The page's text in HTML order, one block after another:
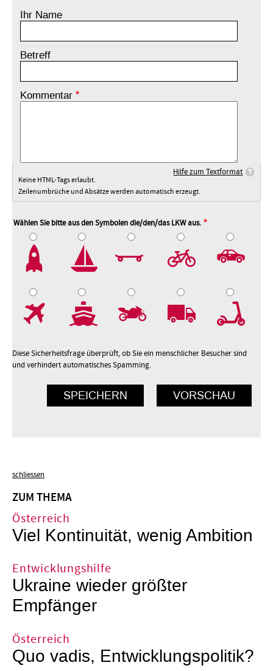
Ihr Name
Betreff
Kommentar
Hilfe zum Textformat
Keine HTML-Tags erlaubt.
Zeilenumbrüche und Absätze werden automatisch erzeugt.
Wählen Sie bitte aus den Symbolen die/den/das LKW aus.
Diese Sicherheitsfrage überprüft, ob Sie ein menschlicher Besucher sind
und verhindert automatisches Spamming.
schliessen
ZUM THEMA
Österreich
Viel Kontinuität, wenig Ambition
Entwicklungshilfe
Ukraine wieder größter
Empfänger
Österreich
Quo vadis, Entwicklungspolitik?